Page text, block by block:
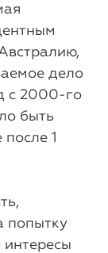
дело
с 2000-го
быть
1
попытку
интересы